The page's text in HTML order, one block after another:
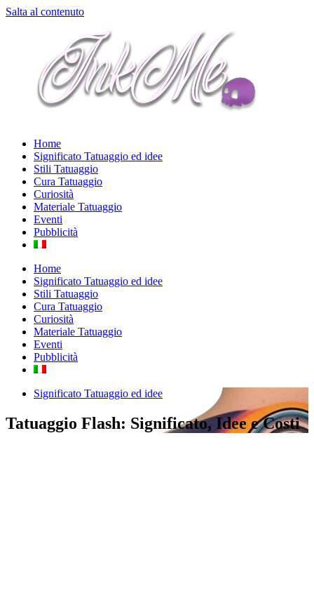
Salta al contenuto
Home
Significato Tatuaggio ed idee
Stili Tatuaggio
Cura Tatuaggio
Curiosità
Materiale Tatuaggio
Eventi
Pubblicità
Home
Significato Tatuaggio ed idee
Stili Tatuaggio
Cura Tatuaggio
Curiosità
Materiale Tatuaggio
Eventi
Pubblicità
Significato Tatuaggio ed idee
Tatuaggio Flash: Significato, Idee e Costi